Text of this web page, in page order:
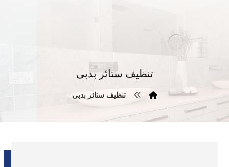
تنظيف ستائر بدبى
تنظيف ستائر بدبى